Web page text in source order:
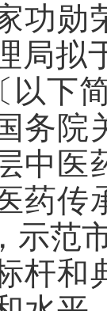
勋荣
局拟
下
务院
中医
药传
示范
杆和